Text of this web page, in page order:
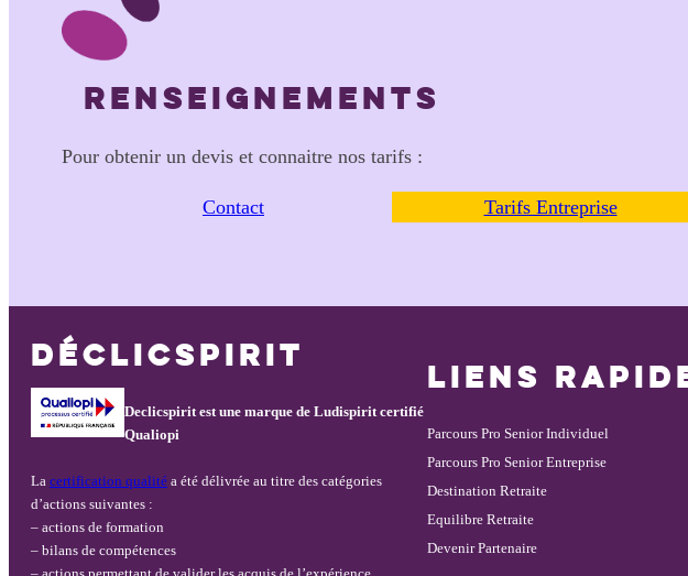
RENSEIGNEMENTS
Pour obtenir un devis et connaitre nos tarifs :
Contact Tarifs Entreprise
DÉCLICSPIRIT
Declicspirit est une marque de Ludispirit certifié
Qualiopi
La certification qualité a été délivrée au titre des catégories
d’actions suivantes :
– actions de formation
– bilans de compétences
LIENS
Parcours Pro SeniorIndividuel
Parcours Pro Senior Entreprise
Destination Retraite
Equilibre Retraite
Devenir Partenaire